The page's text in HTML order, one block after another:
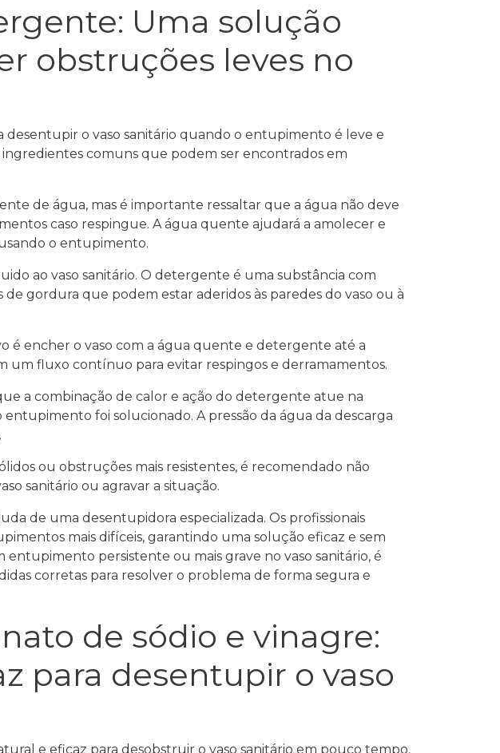
Uma solução
obstruções leves no
o vaso sanitário quando o entupimento é leve e
ingredientes comuns que podem ser encontrados em
de água, mas é importante ressaltar que a água não deve
caso respingue. A água quente ajudará a amolecer e
o entupimento.
ao vaso sanitário. O detergente é uma substância com
gordura que podem estar aderidos às paredes do vaso ou à
é encher o vaso com a água quente e detergente até a
um fluxo contínuo para evitar respingos e derramamentos.
a combinação de calor e ação do detergente atue na
foi solucionado. A pressão da água da descarga
ou obstruções mais resistentes, é recomendado não
sanitário ou agravar a situação.
de uma desentupidora especializada. Os profissionais
mais difíceis, garantindo uma solução eficaz e sem
persistente ou mais grave no vaso sanitário, é
corretas para resolver o problema de forma segura e
de sódio e vinagre:
para desentupir o vaso
e eficaz para desobstruir o vaso sanitário em pouco tempo,